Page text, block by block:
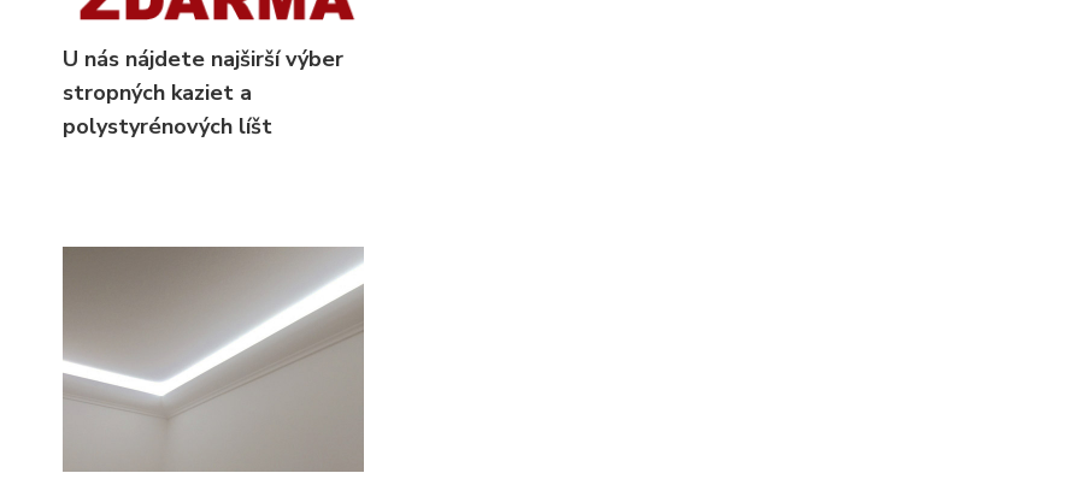
U nás nájdete najširší výber
stropných kaziet a
polystyrénových líšt